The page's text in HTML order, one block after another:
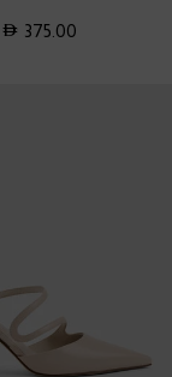
375.00